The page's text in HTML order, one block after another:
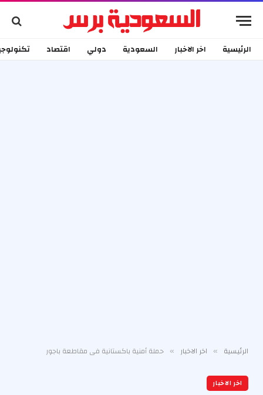
الرئيسية اخر الاخبار السعودية دولي اقتصاد
الرئيسية » اخر الاخبار » حملة أمنية باكستانية في مقاطعة باجور
اخر الاخبار